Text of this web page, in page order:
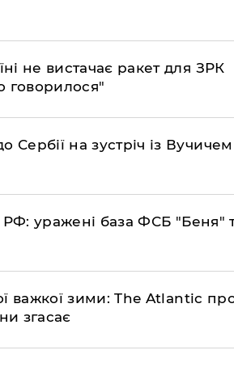
не вистачає ракет для ЗРК
говорилося"
на зустріч із
РФ: уражені база ФСБ "Беня"
важкої зими: The Atlantic
згасає